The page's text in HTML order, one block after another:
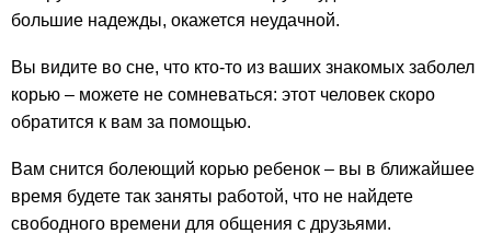
большие надежды, окажется неудачной.
Вы видите во сне, что кто-то из ваших знакомых заболел
корью – можете не сомневаться: этот человек скоро
обратится к вам за помощью.
Вам снится болеющий корью ребенок – вы в ближайшее
время будете так заняты работой, что не найдете
свободного времени для общения с друзьями.